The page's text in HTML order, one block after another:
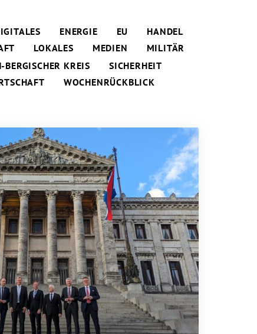
ENERGIE EU
HANDEL
LOKALES MEDIEN
MILITÄR
BERGISCHER KREIS
SICHERHEIT
WOCHENRÜCKBLICK